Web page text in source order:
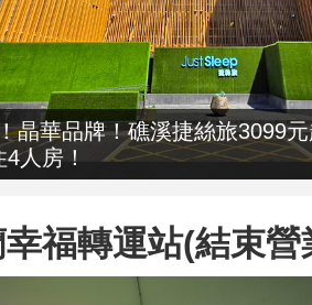
晶華品牌！礁溪捷絲旅3099
4人房！
福轉運站(結束營